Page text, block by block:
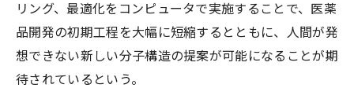
リング、最適化をコンピュータで実施することで、医薬
品開発の初期工程を大幅に短縮するとともに、人間が発
想できない新しい分子構造の提案が可能になることが期
待されているという。